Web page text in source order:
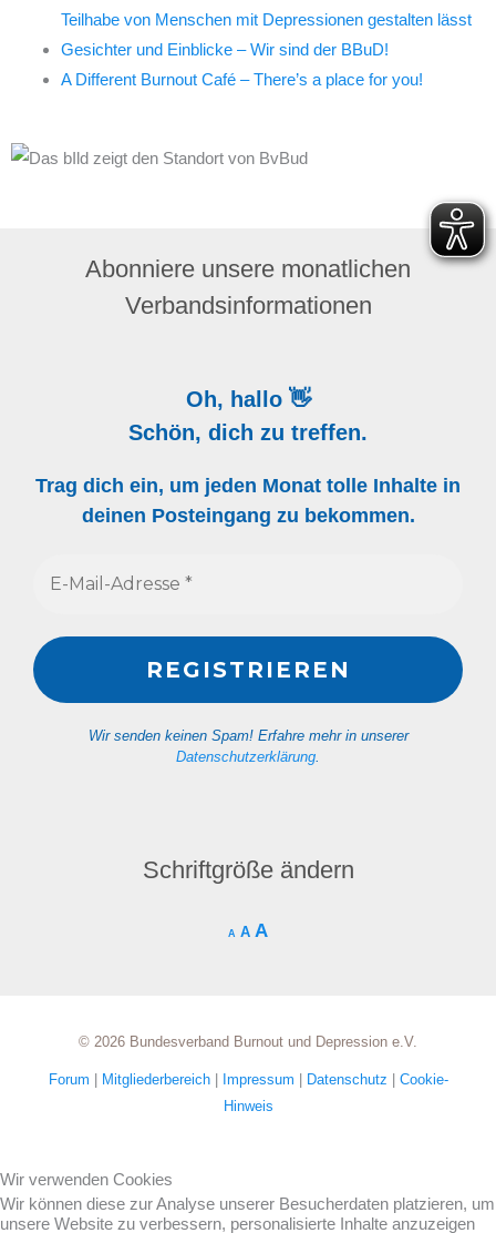
Teilhabe von Menschen mit Depressionen gestalten lässt
Gesichter und Einblicke – Wir sind der BBuD!
A Different Burnout Café – There’s a place for you!
Abonniere unsere monatlichen
Verbandsinformationen
Oh, hallo 👋
Schön, dich zu treffen.
Trag dich ein, um jeden Monat tolle Inhalte in
deinen Posteingang zu bekommen.
Wir senden keinen Spam! Erfahre mehr in unserer
Datenschutzerklärung
Schriftgröße ändern
A A A
© 2026 Bundesverband Burnout und Depression e.V.
Forum | Mitgliederbereich | Impressum | Datenschutz | Cookie-
Hinweis
Wir verwenden Cookies
Wir können diese zur Analyse unserer Besucherdaten platzieren, um
unsere Website zu verbessern, personalisierte Inhalte anzuzeigen